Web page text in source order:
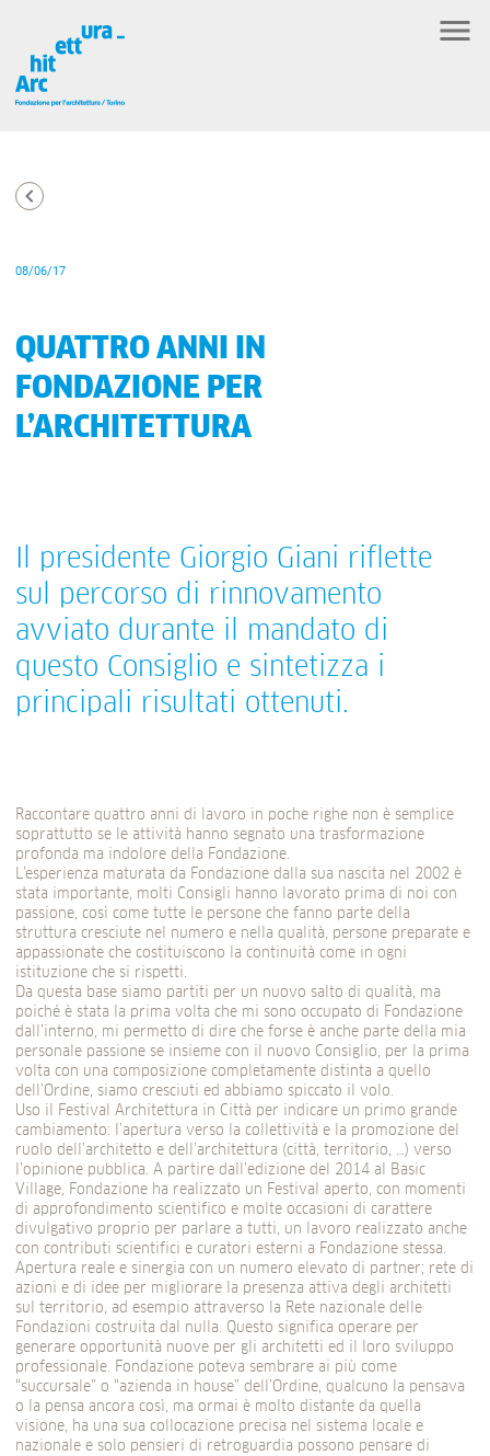
08/06/17
QUATTRO ANNI IN
FONDAZIONE PER
L’ARCHITETTURA
Il presidente Giorgio Giani riflette
sul percorso di rinnovamento
avviato durante il mandato di
questo Consiglio e sintetizza i
principali risultati ottenuti.
Raccontare quattro anni di lavoro in poche righe non è semplice
soprattutto se le attività hanno segnato una trasformazione
profonda ma indolore della Fondazione.
L’esperienza maturata da Fondazione dalla sua nascita nel 2002 è
stata importante, molti Consigli hanno lavorato prima di noi con
passione, così come tutte le persone che fanno parte della
struttura cresciute nel numero e nella qualità, persone preparate e
appassionate che costituiscono la continuità come in ogni
istituzione che si rispetti.
Da questa base siamo partiti per un nuovo salto di qualità, ma
poiché è stata la prima volta che mi sono occupato di Fondazione
dall’interno, mi permetto di dire che forse è anche parte della mia
personale passione se insieme con il nuovo Consiglio, per la prima
volta con una composizione completamente distinta a quello
dell’Ordine, siamo cresciuti ed abbiamo spiccato il volo.
Uso il Festival Architettura in Città per indicare un primo grande
cambiamento: l’apertura verso la collettività e la promozione del
ruolo dell’architetto e dell’architettura (città, territorio, …) verso
l’opinione pubblica. A partire dall’edizione del 2014 al Basic
Village, Fondazione ha realizzato un Festival aperto, con momenti
di approfondimento scientifico e molte occasioni di carattere
divulgativo proprio per parlare a tutti, un lavoro realizzato anche
con contributi scientifici e curatori esterni a Fondazione stessa.
Apertura reale e sinergia con un numero elevato di partner; rete di
azioni e di idee per migliorare la presenza attiva degli architetti
sul territorio, ad esempio attraverso la Rete nazionale delle
Fondazioni costruita dal nulla. Questo significa operare per
generare opportunità nuove per gli architetti ed il loro sviluppo
professionale. Fondazione poteva sembrare ai più come
“succursale” o “azienda in house” dell’Ordine, qualcuno la pensava
o la pensa ancora così, ma ormai è molto distante da quella
visione, ha una sua collocazione precisa nel sistema locale e
nazionale e solo pensieri di retroguardia possono pensare di